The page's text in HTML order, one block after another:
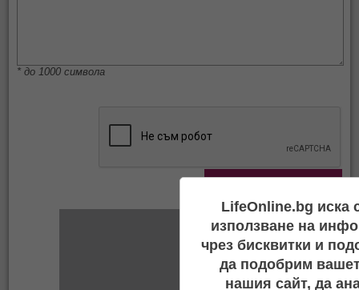
* до 1000 символа
LifeOnline.bg иска
използване на
чрез бисквитки и
да подобрим
нашия сайт, да